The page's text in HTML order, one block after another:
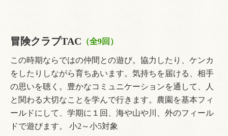
冒険クラブTAC （全9回）
この時期ならではの仲間との遊び。協力したり、ケンカ
をしたりしながら育ちあいます。気持ちを届ける、相手
の思いを聴く。豊かなコミュニケーションを通して、人
と関わる大切なことを学んで行きます。農園を基本フィ
ールドにして、学期に１回、海や山や川、外のフィール
ドで遊びます。 小2～小5対象